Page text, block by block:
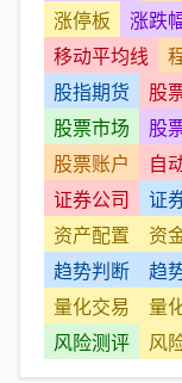
涨停板
涨跌
移动平均线
股指期货
股
股票市场
股
股票账户
自
证券公司
证
资产配置
资
趋势判断
趋
量化交易
量
风险测评
风